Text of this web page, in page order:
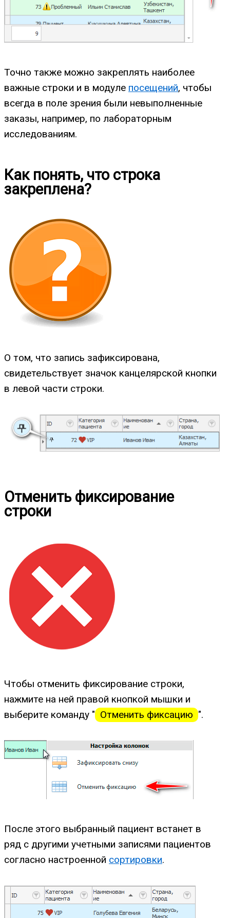
Точно также можно закреплять наиболее
важные строки и в модуле посещений, чтобы
всегда в поле зрения были невыполненные
заказы, например, по лабораторным
исследованиям.
Как понять, что строка
закреплена?
О том, что запись зафиксирована,
свидетельствует значок канцелярской кнопки
в левой части строки.
Отменить фиксирование
строки
Чтобы отменить фиксирование строки,
нажмите на ней правой кнопкой мышки и
выберите команду " Отменить фиксацию ".
После этого выбранный пациент встанет в
ряд с другими учетными записями пациентов
согласно настроенной сортировки.